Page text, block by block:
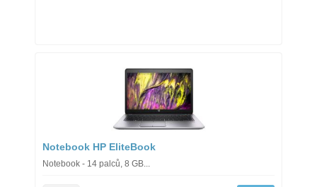
Notebook HP EliteBook
Notebook - 14 palců, 8 GB...